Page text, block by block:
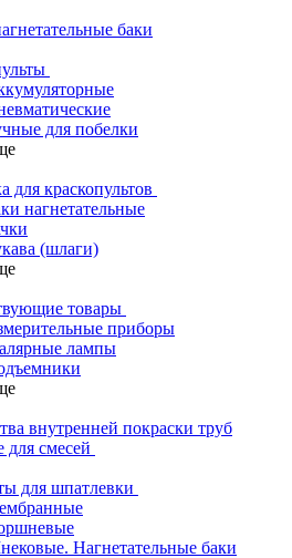
баки
для побелки
для краскопультов
нагнетательные
(шлаги)
товары
приборы
лампы
внутренней покраски труб
для смесей
для шпатлевки
Нагнетательные баки